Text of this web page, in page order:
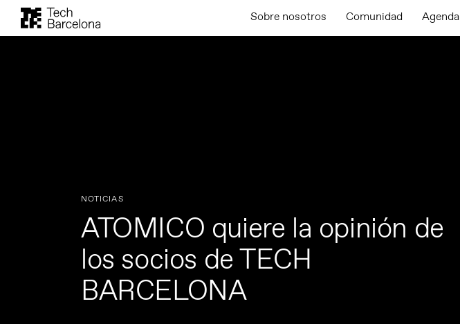
Sobre nosotros Comunidad Agenda
NOTICIAS
ATOMICO quiere la opinión de
los socios de TECH
BARCELONA